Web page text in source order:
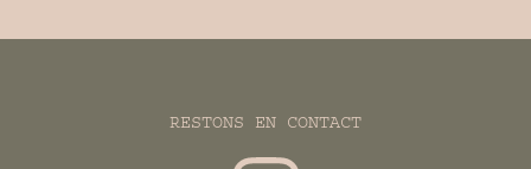
RESTONS EN CONTACT